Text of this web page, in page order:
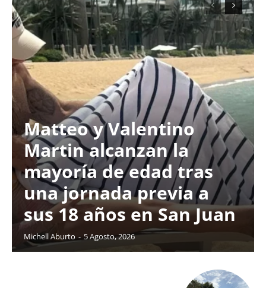
Matteo y Valentino
Martin alcanzan la
mayoría de edad tras
una jornada previa a
sus 18 años en San Juan
Michell Aburto - 5 Agosto, 2026